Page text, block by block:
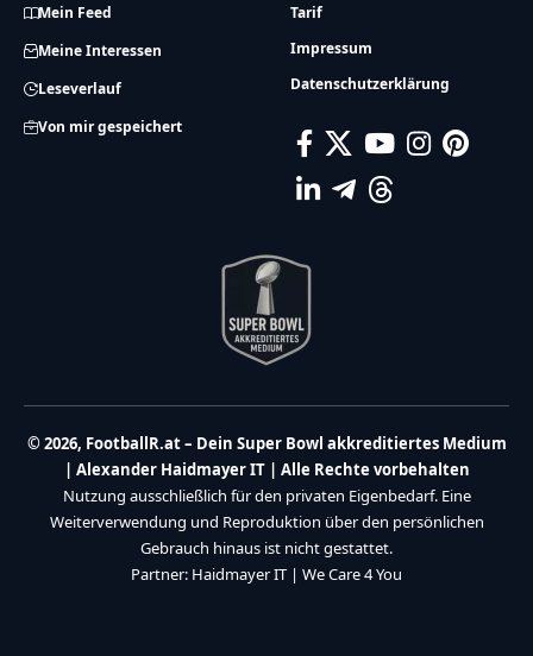
Mein Feed
Meine Interessen
Leseverlauf
Von mir gespeichert
Tarif
Impressum
Datenschutzerklärung
© 2026, FootballR.at – Dein Super Bowl akkreditiertes Medium
| Alexander Haidmayer IT | Alle Rechte vorbehalten
Nutzung ausschließlich für den privaten Eigenbedarf. Eine
Weiterverwendung und Reproduktion über den persönlichen
Gebrauch hinaus ist nicht gestattet.
Partner: Haidmayer IT | We Care 4 You